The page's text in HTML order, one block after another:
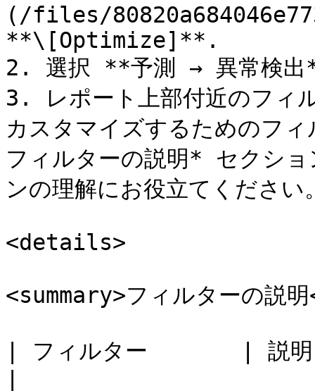
(/files/
**\[Optimize]**.
2. 選択 **予測 → 異常検
3. レポート上部付近のフィ
カスタマイズするためのフ
フィルターの説明* セクシ
ンの理解にお役立てください
<details>
<summary>フィルターの説
| フィルター       | 説明